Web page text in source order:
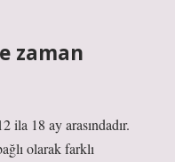
zaman
ila 18 ay arasındadır.
olarak farklı